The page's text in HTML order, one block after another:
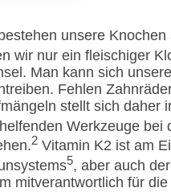
unsere
wir nur ein fleischiger
Man kann sich
Fehlen
stellt sich daher
Werkzeuge bei
2 Vitamin K2 ist am
5, aber auch
mitverantwortlich für